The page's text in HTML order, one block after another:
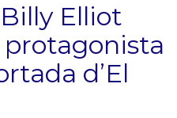
Elliot
d’El